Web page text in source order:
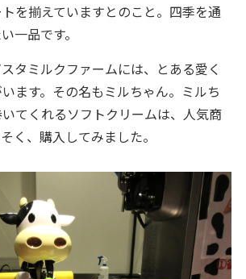
を揃えていますとのこと。四季を通
一品です。
タミルクファームには、とある愛く
ます。その名もミルちゃん。ミルち
てくれるソフトクリームは、人気商
く、購入してみました。